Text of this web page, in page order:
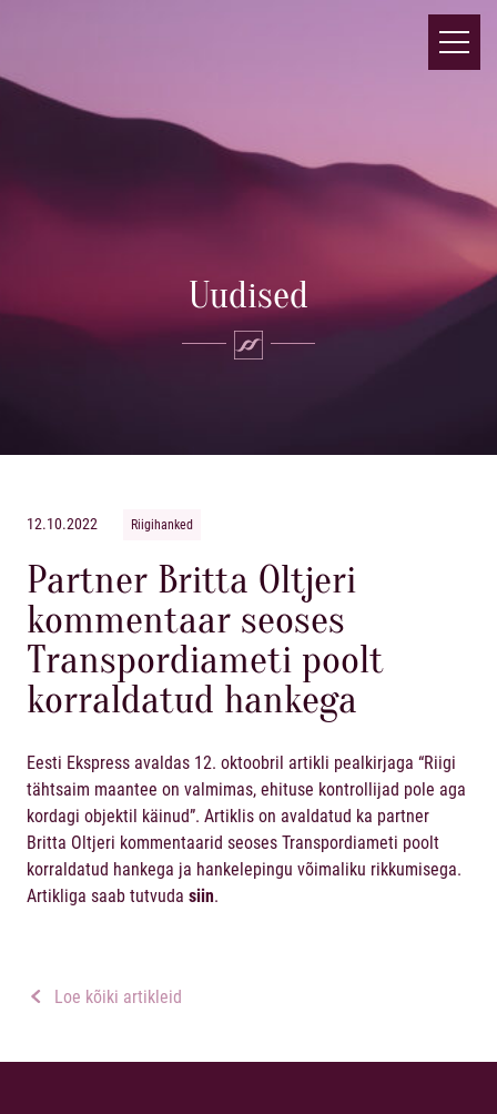
Uudised
12.10.2022 Riigihanked
Partner Britta Oltjeri
kommentaar seoses
Transpordiameti poolt
korraldatud hankega
Eesti Ekspress avaldas 12. oktoobril artikli pealkirjaga “Riigi
tähtsaim maantee on valmimas, ehituse kontrollijad pole aga
kordagi objektil käinud”. Artiklis on avaldatud ka partner
Britta Oltjeri kommentaarid seoses Transpordiameti poolt
korraldatud hankega ja hankelepingu võimaliku rikkumisega.
Artikliga saab tutvuda siin.
Loe kõiki artikleid